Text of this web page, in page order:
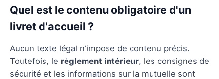
Quel est le contenu obligatoire d'un
livret d'accueil ?
Aucun texte légal n'impose de contenu précis.
Toutefois, le règlement intérieur, les consignes de
sécurité et les informations sur la mutuelle sont